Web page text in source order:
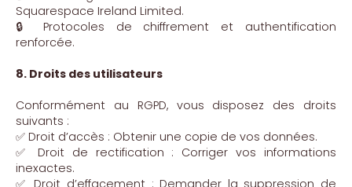
Squarespace Ireland Limited.
🔒 Protocoles de chiffrement et authentification
renforcée.
8. Droits des utilisateurs
Conformément au RGPD, vous disposez des droits
suivants :
✅ Droit d’accès : Obtenir une copie de vos données.
✅ Droit de rectification : Corriger vos informations
inexactes.
✅ Droit d’effacement : Demander la suppression de